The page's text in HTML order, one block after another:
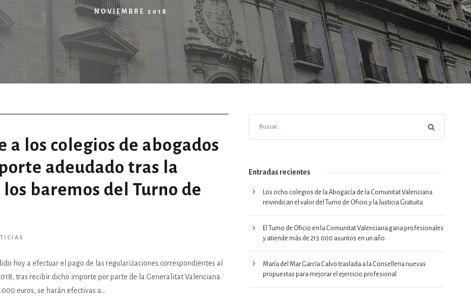
NOVIEMBRE 2018
a los colegios de abogados
adeudado tras la
baremos del Turno de
hoy a efectuar el pago de las regularizaciones correspondientes al
tras recibir dicho importe por parte de la Generalitat Valenciana.
euros, se harán efectivas a...
Entradas recientes
Los ocho colegios de la Abogacía de la Comunitat Valenciana
reivindican el valor del Turno de Oficio y la Justicia Gratuita
El Turno de Oficio en la Comunitat Valenciana gana profesionales
y atiende más de 213.000 asuntos en un año
María del Mar García Calvo traslada a la Conselleria nuevas
propuestas para mejorar el ejercicio profesional